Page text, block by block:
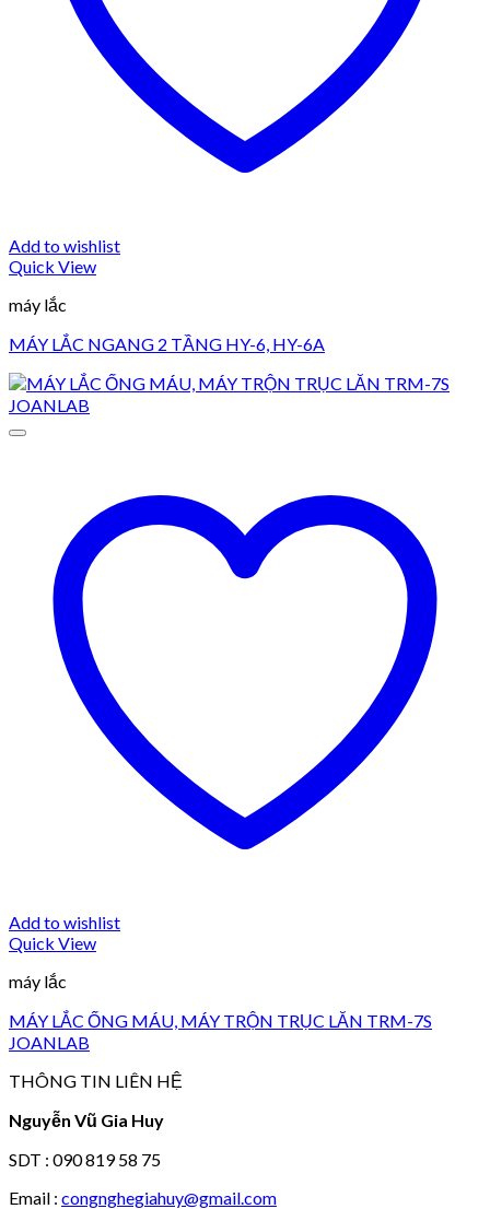
Add to wishlist
Quick View
máy lắc
MÁY LẮC NGANG 2 TẦNG HY-6, HY-6A
Add to wishlist
Quick View
máy lắc
MÁY LẮC ỐNG MÁU, MÁY TRỘN TRỤC LĂN TRM-7S
JOANLAB
THÔNG TIN LIÊN HỆ
Nguyễn Vũ Gia Huy
SDT : 090 819 58 75
Email : congnghegiahuy@gmail.com